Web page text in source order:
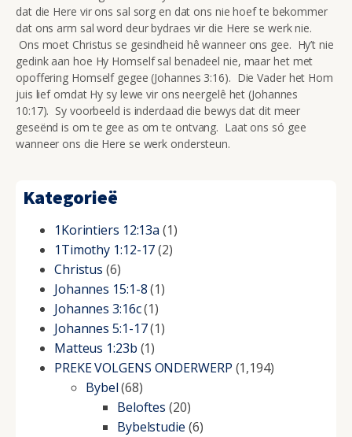
dat die Here vir ons sal sorg en dat ons nie hoef te bekommer
dat ons arm sal word deur bydraes vir die Here se werk nie.
Ons moet Christus se gesindheid hê wanneer ons gee. Hy’t nie
gedink aan hoe Hy Homself sal benadeel nie, maar het met
opoffering Homself gegee (Johannes 3:16). Die Vader het Hom
juis lief omdat Hy sy lewe vir ons neergelê het (Johannes
10:17). Sy voorbeeld is inderdaad die bewys dat dit meer
geseënd is om te gee as om te ontvang. Laat ons só gee
wanneer ons die Here se werk ondersteun.
Kategorieë
1Korintiers 12:13a (1)
1Timothy 1:12-17(2)
Christus (6)
Johannes 15:1-8(1)
Johannes 3:16c(1)
Johannes 5:1-17(1)
Matteus 1:23b (1)
PREKE VOLGENS ONDERWERP (1,194)
Bybel(68)
Beloftes (20)
Bybelstudie (6)